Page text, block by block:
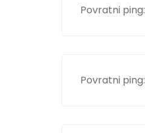
Povratni ping:
Povratni ping: